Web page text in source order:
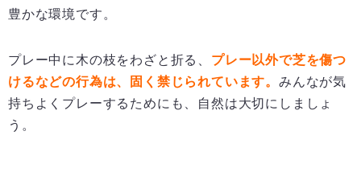
豊かな環境です。
プレー中に木の枝をわざと折る、 プレー以外で芝を傷つ
けるなどの行為は、固く禁じられています。 みんなが気
持ちよくプレーするためにも、自然は大切にしましょ
う。